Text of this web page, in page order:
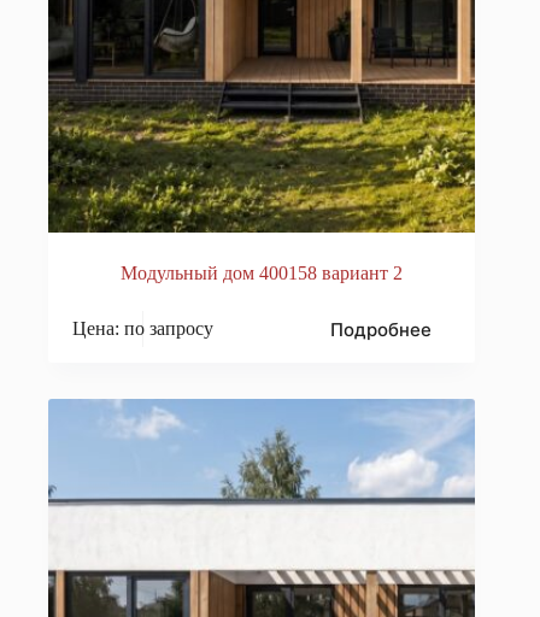
Модульный дом 400158 вариант 2
Цена: по запросу Подробнее